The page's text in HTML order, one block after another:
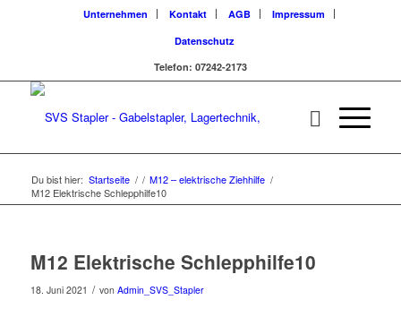
Unternehmen Kontakt AGB
Impressum
Datenschutz
Telefon: 07242-2173
Du bist hier: Startseite / / M12 – elektrische Ziehhilfe /
M12 Elektrische Schlepphilfe10
M12 Elektrische Schlepphilfe10
18. Juni 2021 / von Admin_SVS_Stapler